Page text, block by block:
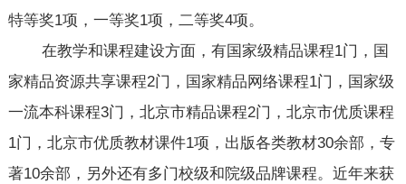
特等奖1项，一等奖1项，二等奖4项。
在教学和课程建设方面，有国家级精品课程1门，国
家精品资源共享课程2门，国家精品网络课程1门，国家级
一流本科课程3门，北京市精品课程2门，北京市优质课程
1门，北京市优质教材课件1项，出版各类教材30余部，专
著10余部，另外还有多门校级和院级品牌课程。近年来获